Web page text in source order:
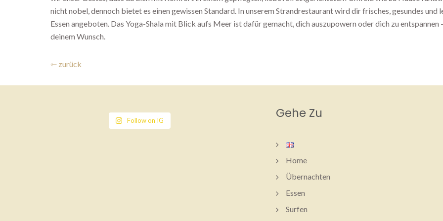
nicht nobel, dennoch bietet es einen gewissen Standard. In unserem Strandrestaurant wird dir frisches, gesundes und
Essen angeboten. Das Yoga-Shala mit Blick aufs Meer ist dafür gemacht, dich auszupowern oder dich zu entspannen
deinem Wunsch.
⇽ zurück
Follow on IG Gehe Zu
Home
Übernachten
Essen
Surfen